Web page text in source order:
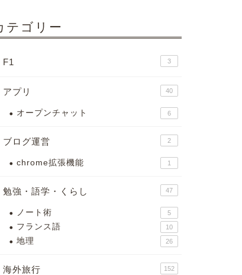
テゴリー
F1 3
アプリ 40
オープンチャット 6
ブログ運営 2
chrome拡張機能 1
勉強・語学・くらし 47
ノート術 5
フランス語 10
地理 26
海外旅行 152